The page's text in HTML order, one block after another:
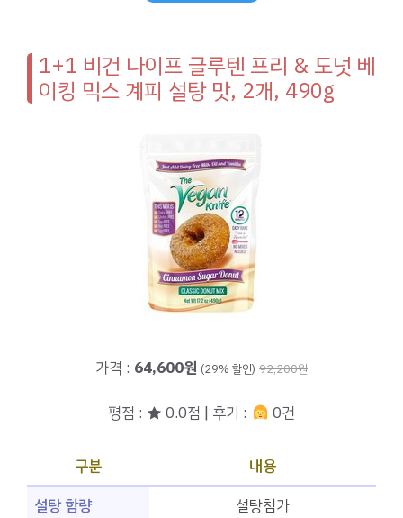
1+1 비건 나이프 글루텐 프리 & 도넛 베
이킹 믹스 계피 설탕 맛, 2개, 490g
가격 : 64,600원 (29% 할인) 92,200원
평점 : ★ 0.0점 | 후기 : 0건
구분
내용
설탕 함량
설탕첨가